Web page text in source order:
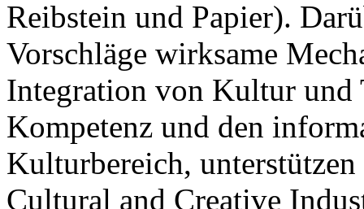
Reibstein und Papier).
Vorschläge wirksame
Integration von Kultur und
Kompetenz und den
Kulturbereich,
Cultural and Creative